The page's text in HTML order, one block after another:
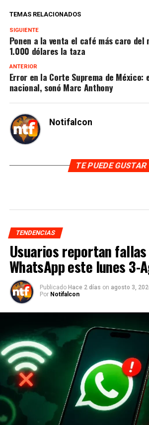
TEMAS RELACIONADOS
SIGUIENTE
Ponen a la venta el café más caro del
1.000 dólares la taza
ANTERIOR
Error en la Corte Suprema de México:
nacional, sonó Marc Anthony
Notifalcon
TE PUEDE GUSTAR
TENDENCIAS
Usuarios reportan
WhatsApp este lunes 3-
Publicado Hace 2 días on agosto 3,
Por Notifalcon